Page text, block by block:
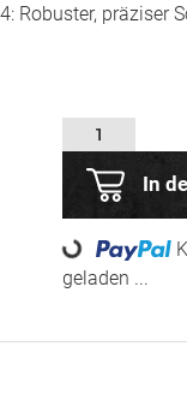
Robuster, präziser
In
Loading...
geladen ...